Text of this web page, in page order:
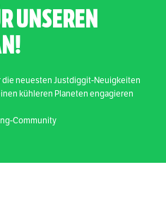
UNSEREN
die neuesten Justdiggit-Neuigkeiten
kühleren Planeten engagieren
Community